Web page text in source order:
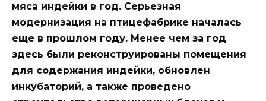
мяса индейки в год. Серьезная
модернизация на птицефабрике началась
еще в прошлом году. Менее чем за год
здесь были реконструированы помещения
для содержания индейки, обновлен
инкубаторий, а также проведено